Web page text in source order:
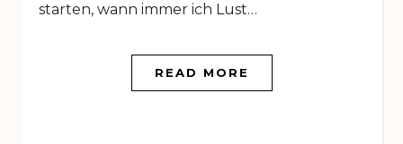
starten, wann immer ich Lust…
READ MORE